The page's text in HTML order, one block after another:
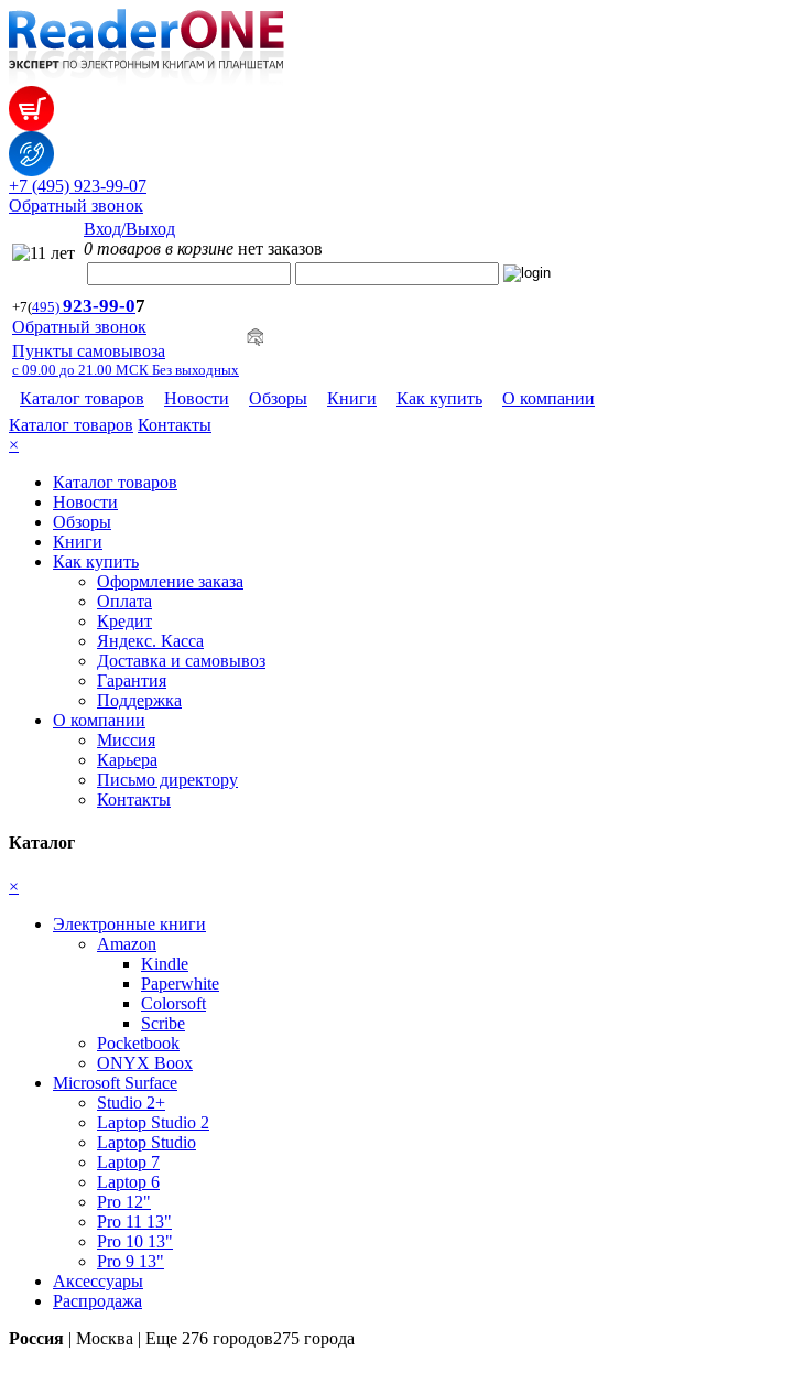
+7 (495) 923-99-07
Обратный звонок
Вход/Выход
0 товаров в корзине нет заказов
+7(495) 923-99-07
Обратный звонок
Пункты самовывоза
с 09.00 до 21.00 МСК Без выходных
Каталог товаров Новости Обзоры Книги Как купить
О компании
Каталог товаров Контакты
×
Каталог товаров
Новости
Обзоры
Книги
Как купить
Оформление заказа
Оплата
Кредит
Яндекс. Касса
Доставка и самовывоз
Гарантия
Поддержка
О компании
Миссия
Карьера
Письмо директору
Контакты
Каталог
×
Электронные книги
Amazon
Kindle
Paperwhite
Colorsoft
Scribe
Pocketbook
ONYX Boox
Microsoft Surface
Studio 2+
Laptop Studio 2
Laptop Studio
Laptop 7
Laptop 6
Pro 12"
Pro 11 13"
Pro 10 13"
Pro 9 13"
Аксессуары
Распродажа
Россия | Москва | Еще 276 городов275 города